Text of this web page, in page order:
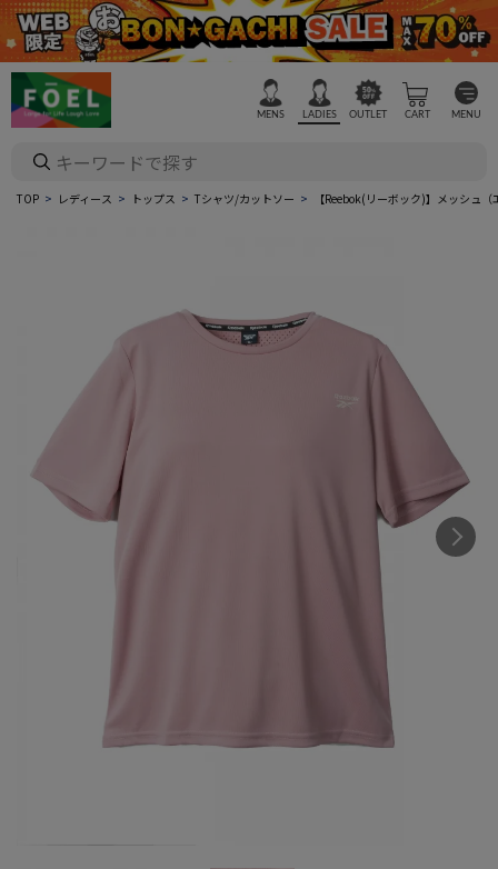
MENS LADIES OUTLET CART MENU
TOP レディース トップス Tシャツ/カットソー 【Reebok(リーボック)】メッシュ